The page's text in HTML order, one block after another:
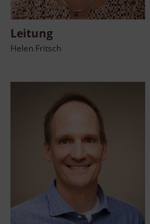
Leitung
Helen Fritsch